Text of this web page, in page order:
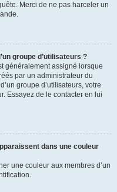
Merci de ne pas harceler un
groupe d’utilisateurs ?
généralement assigné lorsque
par un administrateur du
groupe d’utilisateurs, votre
Essayez de le contacter en lui
dans une couleur
une couleur aux membres d’un